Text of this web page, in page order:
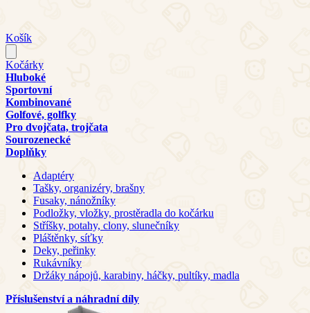
Košík
Kočárky
Hluboké
Sportovní
Kombinované
Golfové, golfky
Pro dvojčata, trojčata
Sourozenecké
Doplňky
Adaptéry
Tašky, organizéry, brašny
Fusaky, nánožníky
Podložky, vložky, prostěradla do kočárku
Stříšky, potahy, clony, slunečníky
Pláštěnky, síťky
Deky, peřinky
Rukávníky
Držáky nápojů, karabiny, háčky, pultíky, madla
Příslušenství a náhradní díly